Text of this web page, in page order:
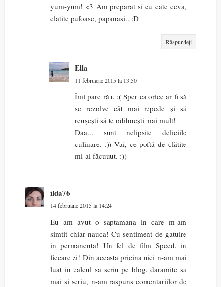
yum-yum! <3 Am preparat si eu cate ceva,
clatite pufoase, papanasi.. :D
Răspundeți
Ella
11 februarie 2015 la 13:50
Îmi pare rău. :( Sper ca orice ar fi să
se rezolve cât mai repede și să
reușești să te odihnești mai mult!
Daa... sunt nelipsite deliciile
culinare. :)) Vai, ce poftă de clătite
mi-ai făcuuut. :))
ilda76
14 februarie 2015 la 14:24
Eu am avut o saptamana in care m-am
simtit chiar nauca! Cu sentiment de gatuire
in permanenta! Un fel de film Speed, in
fiecare zi! Din aceasta pricina nici n-am mai
luat in calcul sa scriu pe blog, daramite sa
mai si scriu, n-am raspuns comentariilor de